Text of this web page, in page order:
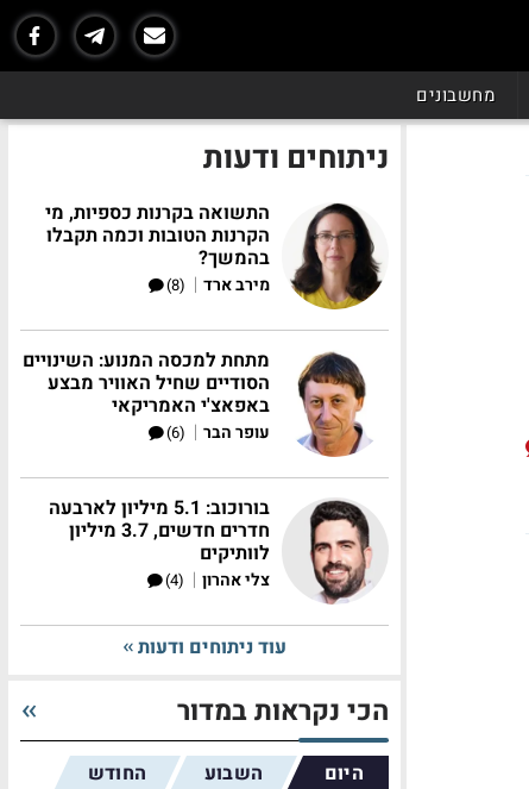
מחשבונים
ניתוחים ודעות
התשואה בקרנות כספיות, מי
הקרנות הטובות וכמה תקבלו
בהמשך?
מירב ארד |
(8)
מתחת למכסה המנוע: השינויים
הסודיים שחיל האוויר מבצע
באפאצ'י האמריקאי
עופר הבר |
(6)
בורוכוב: 5.1 מיליון לארבעה
חדרים חדשים, 3.7 מיליון
לוותיקים
צלי אהרון |
(4)
עוד ניתוחים ודעות
הכי נקראות במדור
היום השבוע החודש